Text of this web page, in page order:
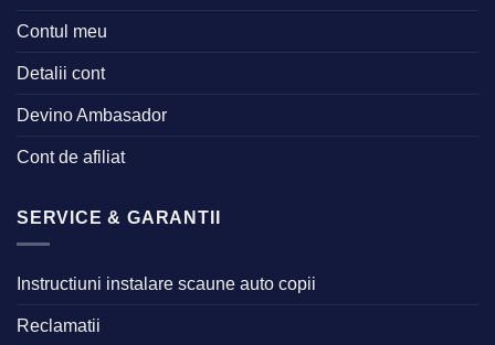
Contul meu
Detalii cont
Devino Ambasador
Cont de afiliat
SERVICE & GARANTII
Instructiuni instalare scaune auto copii
Reclamatii